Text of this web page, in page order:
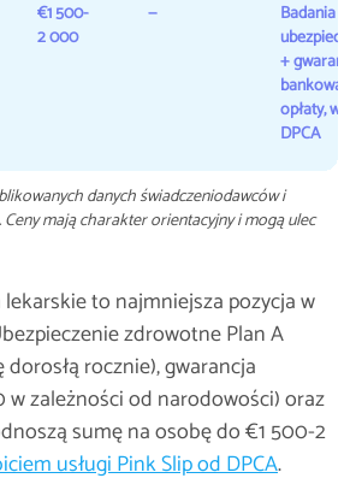
€1 500-
2 000
—
Badania +
+
bankowa
opłaty, wg
DPCA
danych świadczeniodawców i
mają charakter orientacyjny i mogą ulec
to najmniejsza pozycja w
zdrowotne Plan A
rocznie), gwarancja
zależności od narodowości) oraz
sumę na osobę do €1 500-2
usługi Pink Slip od DPCA.